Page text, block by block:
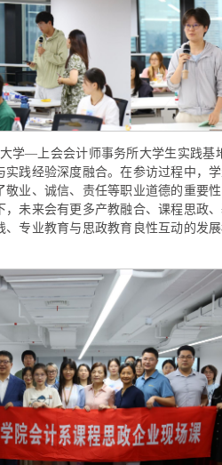
学—上会会计师事务所大学生实践基
践经验深度融合。在参访过程中，
业、诚信、责任等职业道德的重要
未来会有更多产教融合、课程思政
、专业教育与思政教育良性互动的发